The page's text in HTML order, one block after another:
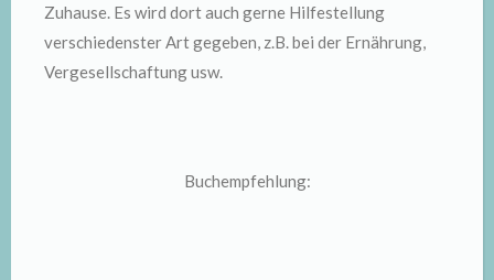
Zuhause. Es wird dort auch gerne Hilfestellung
verschiedenster Art gegeben, z.B. bei der Ernährung,
Vergesellschaftung usw.
Buchempfehlung: